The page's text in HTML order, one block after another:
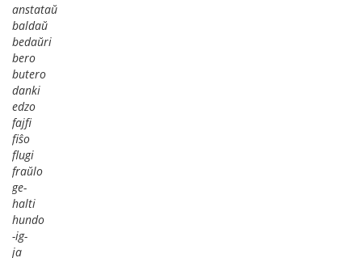
anstataŭ
baldaŭ
bedaŭri
bero
butero
danki
edzo
fajfi
fiŝo
flugi
fraŭlo
ge-
halti
hundo
-ig-
ja